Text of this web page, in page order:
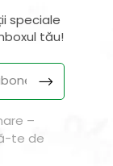
speciale
tău!
–
te de